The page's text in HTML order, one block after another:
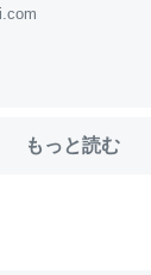
置いて４年。で
る。電池残量や充
もっと読む